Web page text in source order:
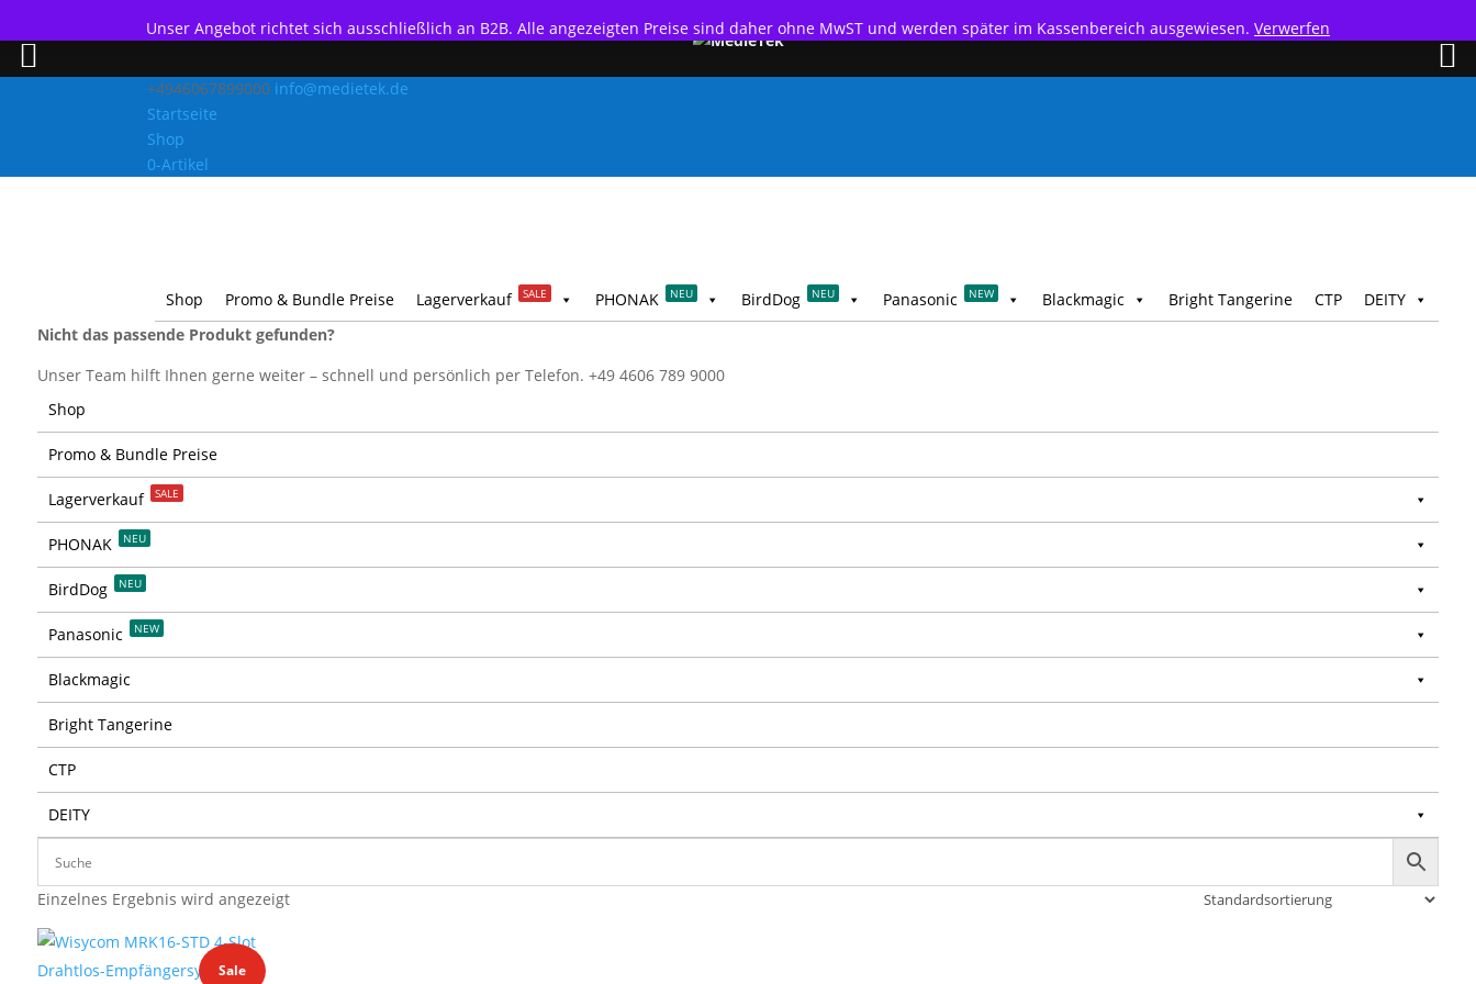
Unser Angebot richtet sich ausschließlich an B2B. Alle angezeigten Preise sind daher ohne MwST und werden später im Kassenbereich ausgewiesen. Verwerfen
+4946067899000 info@medietek.de
Startseite
Shop
0-Artikel
Shop Promo & Bundle Preise Lagerverkauf SALE PHONAK NEU BirdDog NEU Panasonic NEW Blackmagic Bright Tangerine CTP
DEITY
Nicht das passende Produkt gefunden?
Unser Team hilft Ihnen gerne weiter – schnell und persönlich per Telefon. +49 4606 789 9000
Shop
Promo & Bundle Preise
Lagerverkauf SALE
PHONAK NEU
BirdDog NEU
Panasonic NEW
Blackmagic
Bright Tangerine
CTP
DEITY
Einzelnes Ergebnis wird angezeigt
Sale